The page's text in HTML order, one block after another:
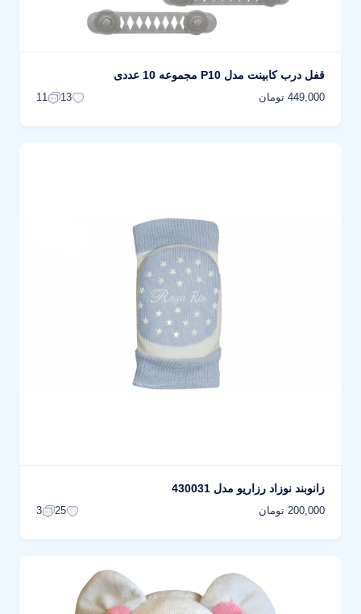
قفل درب کابینت مدل P10 مجموعه 10 عددی
449,000 تومان 13
11
زانوبند نوزاد رزاریو مدل 430031
200,000 تومان 25
3